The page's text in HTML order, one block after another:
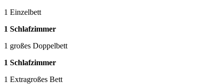
1 Einzelbett
1 Schlafzimmer
1 großes Doppelbett
1 Schlafzimmer
1 Extragroßes Bett